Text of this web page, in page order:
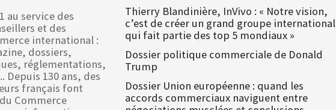
au service des
et des
international :
dossiers,
réglementations,
Depuis 130 ans, des
français font
Commerce
Thierry Blandinière, InVivo : « Notre vision,
c’est de créer un grand groupe international
qui fait partie des top 5 mondiaux »
Dossier politique commerciale de Donald
Trump
Dossier Union européenne : quand les
accords commerciaux naviguent entre